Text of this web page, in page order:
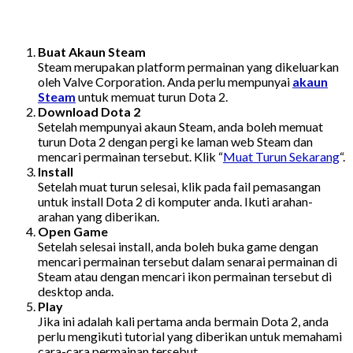
Buat Akaun Steam
Steam merupakan platform permainan yang dikeluarkan
oleh Valve Corporation. Anda perlu mempunyai akaun
Steam untuk memuat turun Dota 2.
Download Dota 2
Setelah mempunyai akaun Steam, anda boleh memuat
turun Dota 2 dengan pergi ke laman web Steam dan
mencari permainan tersebut. Klik “Muat Turun Sekarang“.
Install
Setelah muat turun selesai, klik pada fail pemasangan
untuk install Dota 2 di komputer anda. Ikuti arahan-
arahan yang diberikan.
Open Game
Setelah selesai install, anda boleh buka game dengan
mencari permainan tersebut dalam senarai permainan di
Steam atau dengan mencari ikon permainan tersebut di
desktop anda.
Play
Jika ini adalah kali pertama anda bermain Dota 2, anda
perlu mengikuti tutorial yang diberikan untuk memahami